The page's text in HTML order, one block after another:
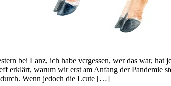
bei Lanz, ich habe vergessen, wer das war,
erklärt, warum wir erst am Anfang der Pandemie
durch. Wenn jedoch die Leute […]